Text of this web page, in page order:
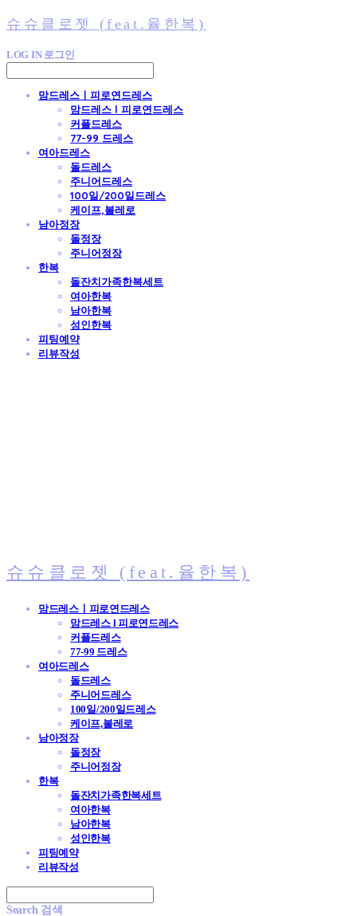
슈슈클로젯 (feat.율한복)
LOG IN 로그인
맘드레스ㅣ피로연드레스
맘드레스 l 피로연드레스
커플드레스
77-99 드레스
여아드레스
돌드레스
주니어드레스
100일/200일드레스
케이프,볼레로
남아정장
돌정장
주니어정장
한복
돌잔치가족한복세트
여아한복
남아한복
성인한복
피팅예약
리뷰작성
슈슈클로젯 (feat.율한복)
맘드레스ㅣ피로연드레스
맘드레스 l 피로연드레스
커플드레스
77-99 드레스
여아드레스
돌드레스
주니어드레스
100일/200일드레스
케이프,볼레로
남아정장
돌정장
주니어정장
한복
돌잔치가족한복세트
여아한복
남아한복
성인한복
피팅예약
리뷰작성
Search 검색